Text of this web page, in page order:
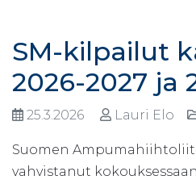
SM-kilpailut
2026-2027 ja
25.3.2026 Lauri Elo
Suomen
vahvistanut